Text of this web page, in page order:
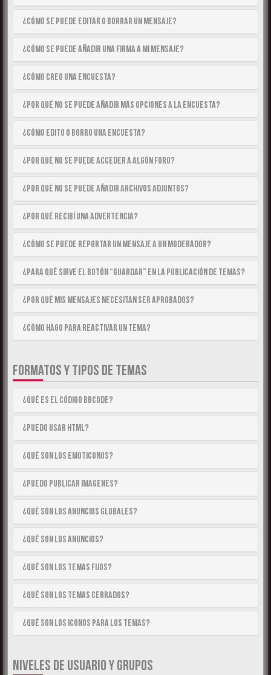
¿Cómo se puede editar o borrar un mensaje?
¿Cómo se puede añadir una firma a mi mensaje?
¿Cómo creo una encuesta?
¿Por qué no se puede añadir más opciones a la encuesta?
¿Cómo edito o borro una encuesta?
¿Por qué no se puede acceder a algún foro?
¿Por qué no se puede añadir archivos adjuntos?
¿Por qué recibí una advertencia?
¿Cómo se puede reportar un mensaje a un moderador?
¿Para qué sirve el botón “Guardar” en la publicación de temas?
¿Por qué mis mensajes necesitan ser aprobados?
¿Cómo hago para reactivar un tema?
FORMATOS Y TIPOS DE TEMAS
¿Qué es el código BBCode?
¿Puedo usar HTML?
¿Qué son los emoticonos?
¿Puedo publicar imagenes?
¿Qué son los anuncios globales?
¿Qué son los anuncios?
¿Qué son los temas fijos?
¿Qué son los temas cerrados?
¿Qué son los iconos para los temas?
NIVELES DE USUARIO Y GRUPOS